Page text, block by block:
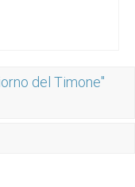
del Timone"